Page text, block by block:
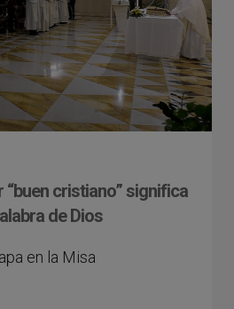
“buen cristiano” significa
de Dios
en la Misa